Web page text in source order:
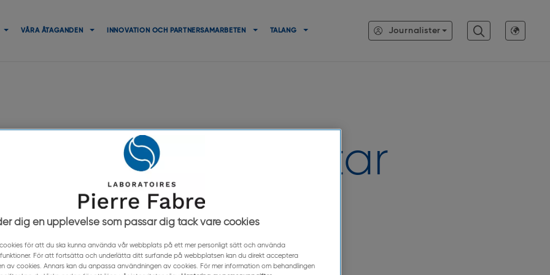
principale
VÅRA ÅTAGANDEN INNOVATION OCH PARTNERSAMARBETEN TALANG Journalister
som riktar
till hälso- och
dig en upplevelse som passar dig tack vare cookies
för att du ska kunna använda vår webbplats på ett mer personligt sätt och använda
För att fortsätta och underlätta ditt surfande på webbplatsen kan du direkt acceptera
av cookies. Annars kan du anpassa användningen av cookies. För mer information om behandlingen